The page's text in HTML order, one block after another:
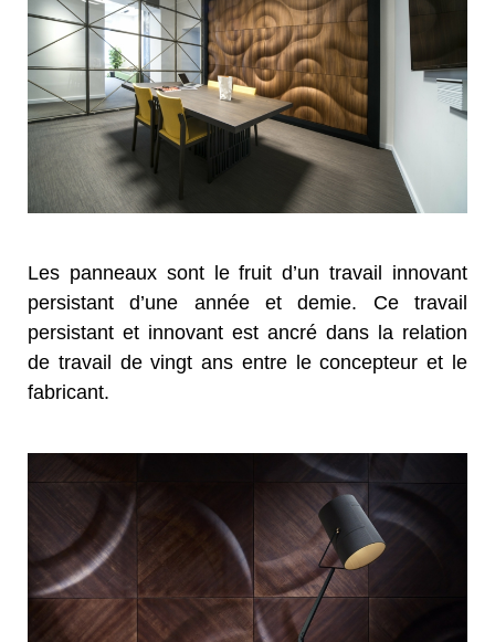
Les panneaux sont le fruit d’un travail innovant
persistant d’une année et demie. Ce travail
persistant et innovant est ancré dans la relation
de travail de vingt ans entre le concepteur et le
fabricant.